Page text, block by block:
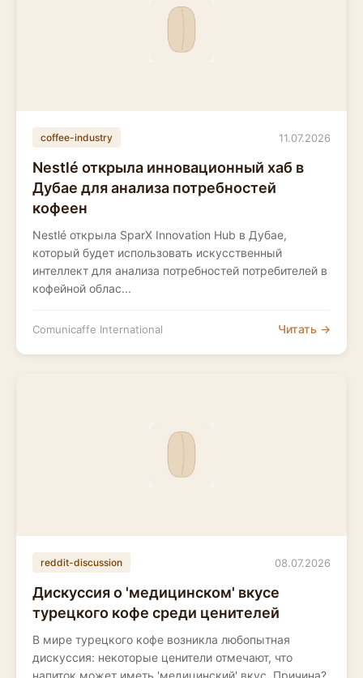
coffee-industry 11.07.2026
Nestlé открыла инновационный хаб в
Дубае для анализа потребностей
кофеен
Nestlé открыла SparX Innovation Hub в Дубае,
который будет использовать искусственный
интеллект для анализа потребностей потребителей в
кофейной облас...
Comunicaffe International Читать →
reddit-discussion 08.07.2026
Дискуссия о 'медицинском' вкусе
турецкого кофе среди ценителей
В мире турецкого кофе возникла любопытная
дискуссия: некоторые ценители отмечают, что
напиток может иметь 'медицинский' вкус. Причина?